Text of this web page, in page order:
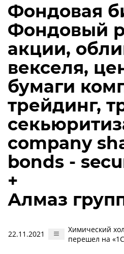
Фондовая
Фондовый
акции,
векселя,
бумаги
трейдинг,
company
bonds -
+
Алмаз
22.11.2021
Химический
перешел на